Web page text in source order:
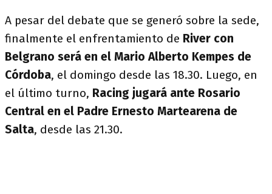
A pesar del debate que se generó sobre la sede,
finalmente el enfrentamiento de River con
Belgrano será en el Mario Alberto Kempes de
Córdoba, el domingo desde las 18.30. Luego, en
el último turno, Racing jugará ante Rosario
Central en el Padre Ernesto Martearena de
Salta, desde las 21.30.